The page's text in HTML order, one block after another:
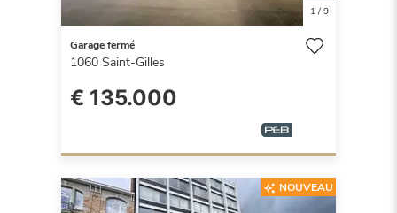
1/ 9
Garage fermé
1060 Saint-Gilles
€ 135.000
NOUVEAU